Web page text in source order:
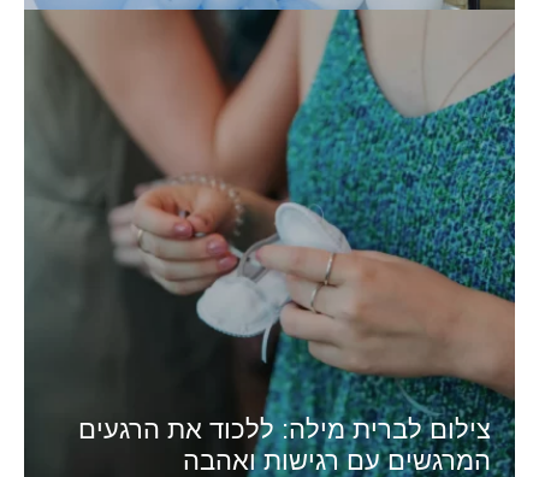
צילום לברית מילה: ללכוד את הרגעים
המרגשים עם רגישות ואהבה